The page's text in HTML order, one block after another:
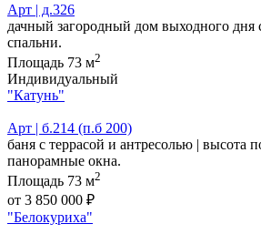
Арт | д.326
дачный загородный дом выходного дня
спальни.
Площадь 73 м2
Индивидуальный
"Катунь"
Арт | б.214 (п.б 200)
баня с террасой и антресолью | высота
панорамные окна.
Площадь 73 м2
от 3 850 000 ₽
"Белокуриха"